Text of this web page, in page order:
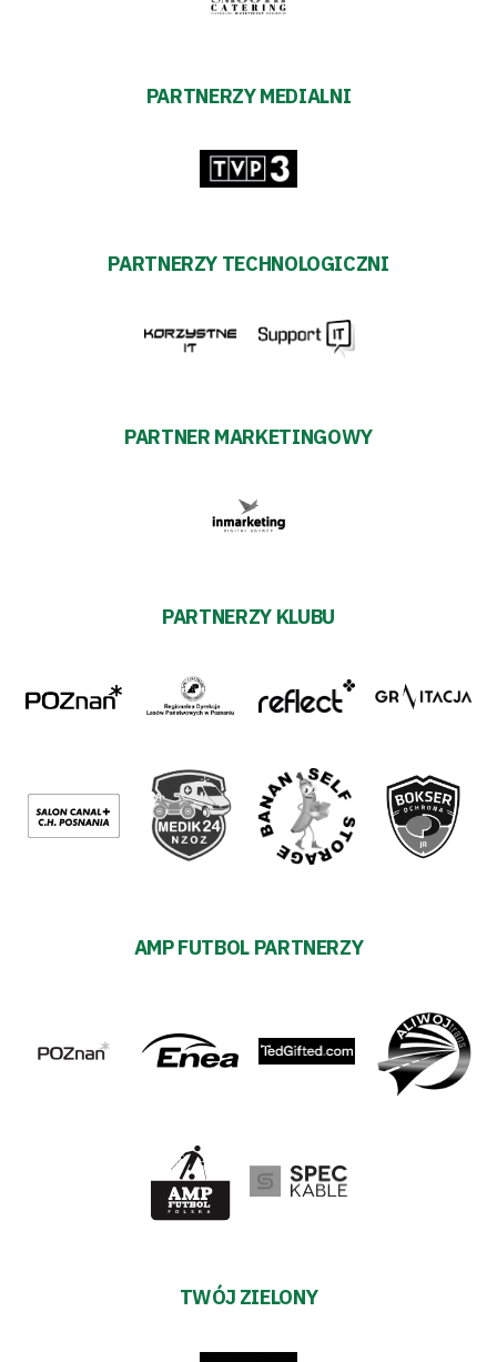
PARTNERZY MEDIALNI
PARTNERZY TECHNOLOGICZNI
PARTNER MARKETINGOWY
PARTNERZY KLUBU
AMP FUTBOL PARTNERZY
TWÓJ ZIELONY